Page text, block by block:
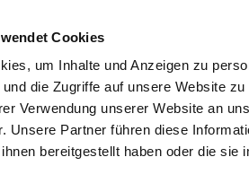
Cookies
um Inhalte und Anzeigen zu
die Zugriffe auf unsere Website
Verwendung unserer Website an
Unsere Partner führen diese
bereitgestellt haben oder die sie
SUCHEN